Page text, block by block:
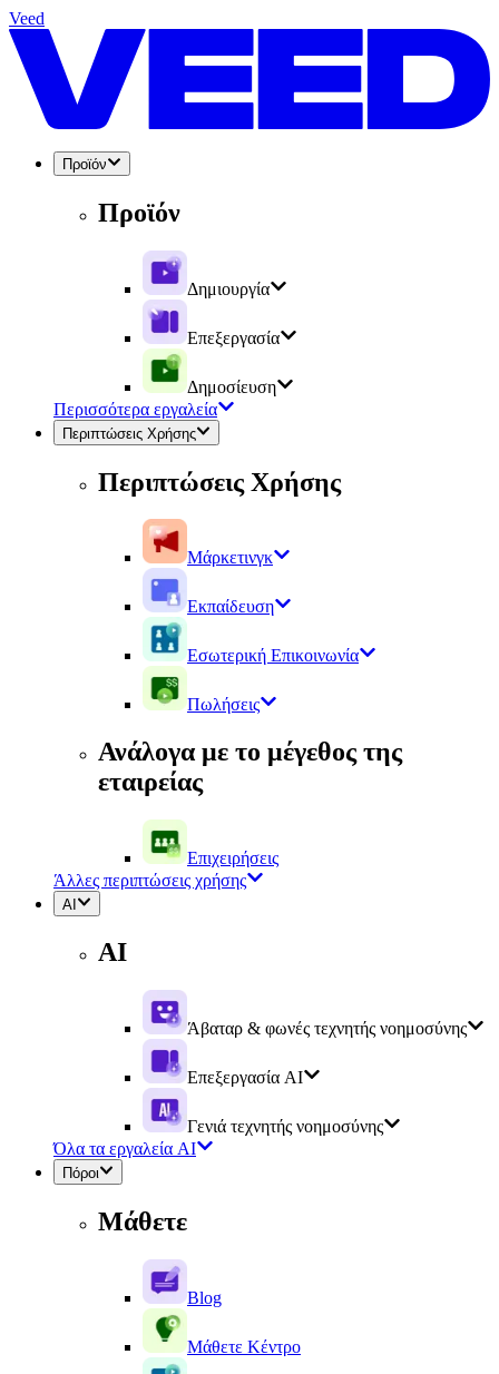
Veed
Προϊόν
Προϊόν
Δημιουργία
Επεξεργασία
Δημοσίευση
Περισσότερα εργαλεία
Περιπτώσεις Χρήσης
Περιπτώσεις Χρήσης
Μάρκετινγκ
Εκπαίδευση
Εσωτερική Επικοινωνία
Πωλήσεις
Ανάλογα με το μέγεθος της
εταιρείας
Επιχειρήσεις
Άλλες περιπτώσεις χρήσης
AI
AI
Άβαταρ & φωνές τεχνητής νοημοσύνης
Επεξεργασία AI
Γενιά τεχνητής νοημοσύνης
Όλα τα εργαλεία AI
Πόροι
Μάθετε
Blog
Μάθετε Κέντρο